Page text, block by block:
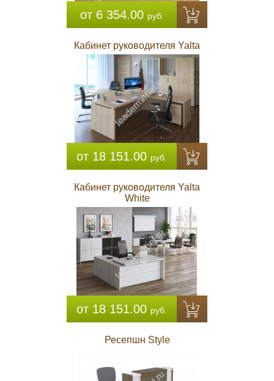
от 6 354.00 руб.
Кабинет руководителя Yalta
от 18 151.00 руб.
Кабинет руководителя Yalta
White
от 18 151.00 руб.
Ресепшн Style